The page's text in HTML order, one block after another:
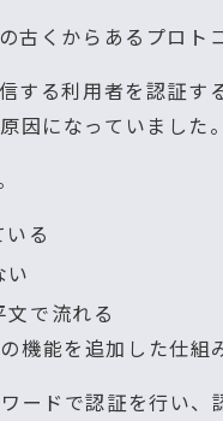
くからあるプロトコ
する利用者を認証
因になっていました。
る
い
で流れる
能を追加した仕組
ードで認証を行い